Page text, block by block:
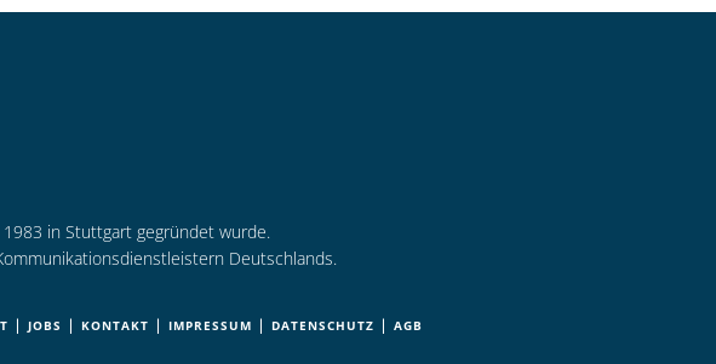
1983 in Stuttgart gegründet wurde.
Deutschlands.
| JOBS | KONTAKT | IMPRESSUM | DATENSCHUTZ | AGB